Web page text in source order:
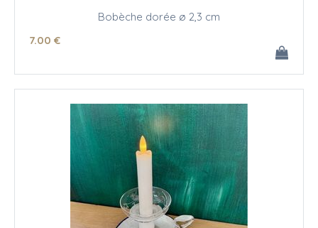
Bobèche dorée ø 2,3 cm
7.00 €